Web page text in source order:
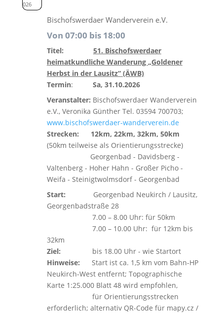
026
Bischofswerdaer Wanderverein e.V.
Von 07:00 bis 18:00
Titel: 51. Bischofswerdaer
heimatkundliche Wanderung „Goldener
Herbst in der Lausitz“ (ÄWB)
Termin: Sa, 31.10.2026
Veranstalter: Bischofswerdaer Wanderverein
e.V., Veronika Günther Tel. 03594 700703;
www.bischofswerdaer-wanderverein.de
Strecken: 12km, 22km, 32km, 50km
(50km teilweise als Orientierungsstrecke)
Georgenbad - Davidsberg -
Valtenberg - Hoher Hahn - Großer Picho -
Weifa - Steinigtwolmsdorf - Georgenbad
Start: Georgenbad Neukirch / Lausitz,
Georgenbadstraße 28
7.00 – 8.00 Uhr: für 50km
7.00 – 10.00 Uhr: für 12km bis
32km
Ziel: bis 18.00 Uhr - wie Startort
Hinweise: Start ist ca. 1,5 km vom Bahn-HP
Neukirch-West entfernt; Topographische
Karte 1:25.000 Blatt 48 wird empfohlen,
für Orientierungsstrecken
erforderlich; alternativ QR-Code für mapy.cz /